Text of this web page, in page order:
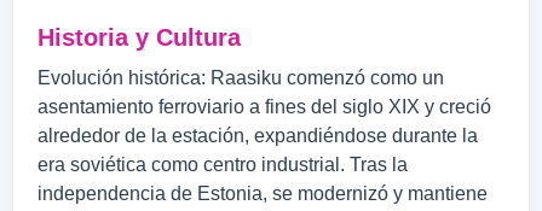
Historia y Cultura
Evolución histórica: Raasiku comenzó como un
asentamiento ferroviario a fines del siglo XIX y creció
alrededor de la estación, expandiéndose durante la
era soviética como centro industrial. Tras la
independencia de Estonia, se modernizó y mantiene